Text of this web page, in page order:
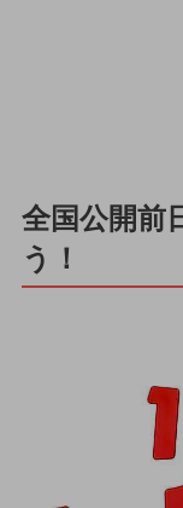
全国公開前
う！